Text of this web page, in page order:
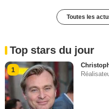
Toutes les
Top stars du jour
1